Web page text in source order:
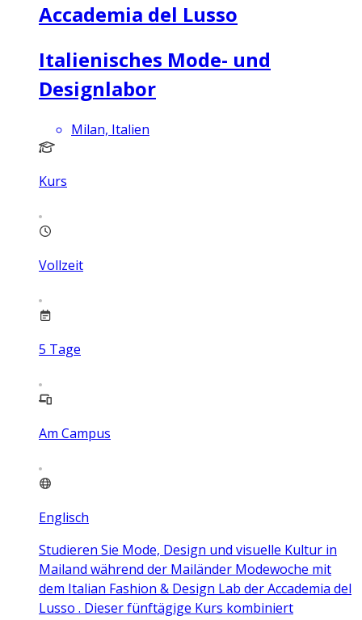
Accademia del Lusso
Italienisches Mode- und
Designlabor
Milan, Italien
Kurs
Vollzeit
5 Tage
Am Campus
Englisch
Studieren Sie Mode, Design und visuelle Kultur in
Mailand während der Mailänder Modewoche mit
dem Italian Fashion & Design Lab der Accademia del
Lusso . Dieser fünftägige Kurs kombiniert